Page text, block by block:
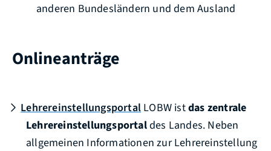
anderen Bundesländern und dem Ausland
Onlineanträge
Lehrereinstellungsportal LOBW istdas zentrale
Lehrereinstellungsportaldes Landes. Neben
allgemeinen Informationen zur Lehrereinstellung